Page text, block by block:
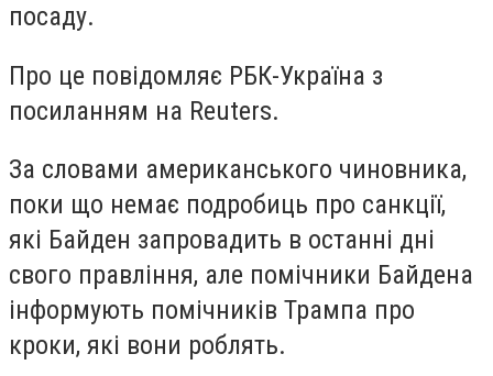
посаду.
Про це повідомляє РБК-Україна з
посиланням на Reuters.
За словами американського чиновника,
поки що немає подробиць про санкції,
які Байден запровадить в останні дні
свого правління, але помічники Байдена
інформують помічників Трампа про
кроки, які вони роблять.